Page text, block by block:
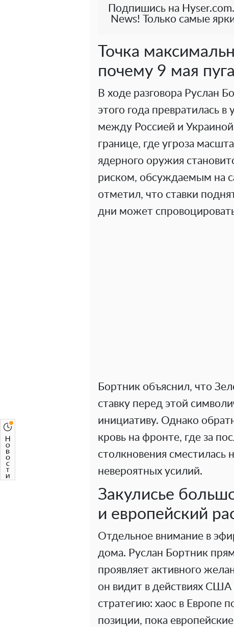
Подпишись на
News! Только самые
Точка
почему 9 мая
В ходе разговора Руслан
этого года превратилась
между Россией и
границе, где угроза
ядерного оружия
риском, обсуждаемым на
отметил, что ставки
дни может
Бортник объяснил, что
ставку перед этой
инициативу. Однако
кровь на фронте, где за
столкновения сместилась
невероятных усилий.
Закулисье
и европейский
Отдельное внимание в
дома. Руслан Бортник
проявляет активного
он видит в действиях
стратегию: хаос в Европе
позиции, пока